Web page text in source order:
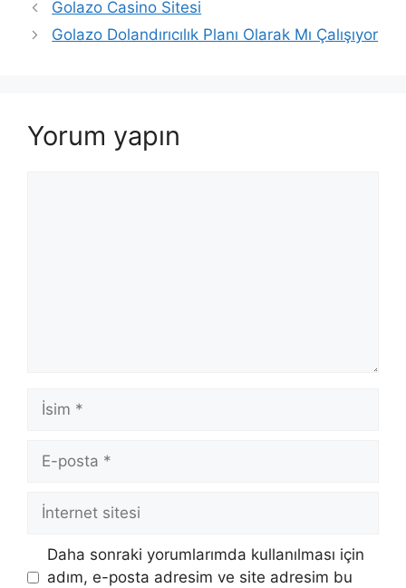
Golazo Casino Sitesi
Golazo Dolandırıcılık Planı Olarak Mı Çalışıyor
Yorum yapın
İsim
posta
İnternet
Daha sonraki yorumlarımda kullanılması için
adım, e-posta adresim ve site adresim bu